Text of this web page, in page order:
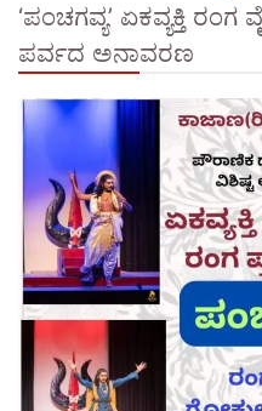
‘ಪಂಚಗವ್ಯ’ ಏಕವ್ಯಕ್ತಿ
ಪರ್ವದ ಅನಾವರಣ